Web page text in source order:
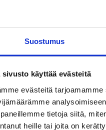
Suostumus
sivusto käyttää evästeitä
evästeitä
tietoja siitä,
heille tai joita on
uudistuksen
haltijoiden ja tarvittavien
mukaan koko järjestelmän
käyttää niitä helposti.